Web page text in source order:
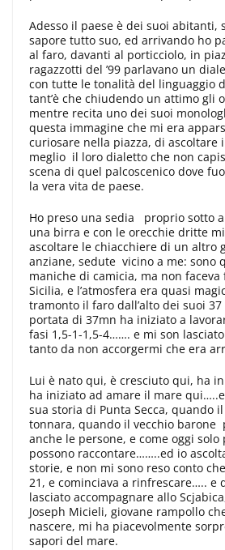
Adesso il paese è dei suoi abitanti,
sapore tutto suo, ed arrivando ho
al faro, davanti al porticciolo, in
ragazzotti del ’99 parlavano un
con tutte le tonalità del linguaggio
tant’è che chiudendo un attimo gli
mentre recita uno dei suoi
questa immagine che mi era
curiosare nella piazza, di ascoltare
meglio il loro dialetto che non
scena di quel palcoscenico dove
la vera vita de paese.
Ho preso una sedia proprio sotto
una birra e con le orecchie dritte
ascoltare le chiacchiere di un altro
anziane, sedute vicino a me: sono
maniche di camicia, ma non
Sicilia, e l’atmosfera era quasi
tramonto il faro dall’alto dei suoi
portata di 37mn ha iniziato a
fasi 1,5-1-1,5-4……. e mi son
tanto da non accorgermi che era
Lui è nato qui, è cresciuto qui, ha
ha iniziato ad amare il mare
sua storia di Punta Secca, quando
tonnara, quando il vecchio barone
anche le persone, e come oggi solo
possono raccontare……..ed io
storie, e non mi sono reso conto
21, e cominciava a rinfrescare….. e
lasciato accompagnare allo
Joseph Micieli, giovane rampollo
nascere, mi ha piacevolmente
sapori del mare.